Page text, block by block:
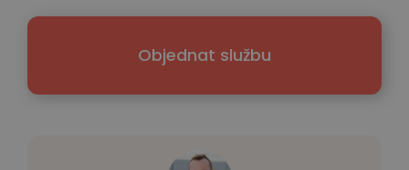
Objednat službu